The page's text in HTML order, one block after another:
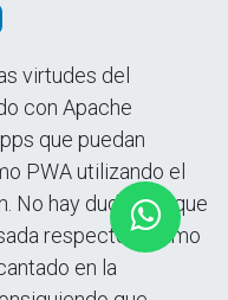
virtudes del
con Apache
que puedan
PWA utilizando el
No hay dudas de que
respecto a como
en la